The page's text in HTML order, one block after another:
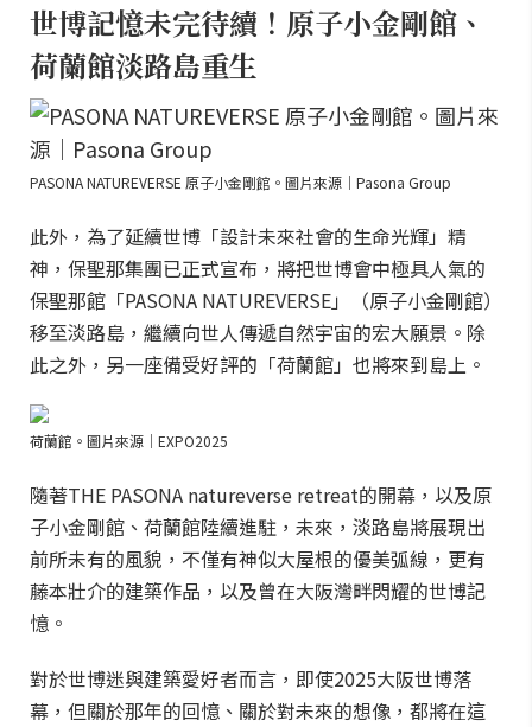
世博記憶未完待續！原子小金剛館、
荷蘭館淡路島重生
PASONA NATUREVERSE 原子小金剛館。圖片來源｜Pasona Group
此外，為了延續世博「設計未來社會的生命光輝」精
神，保聖那集團已正式宣布，將把世博會中極具人氣的
保聖那館「PASONA NATUREVERSE」（原子小金剛館）
移至淡路島，繼續向世人傳遞自然宇宙的宏大願景。除
此之外，另一座備受好評的「荷蘭館」也將來到島上。
荷蘭館。圖片來源｜EXPO2025
隨著THE PASONA natureverse retreat的開幕，以及原
子小金剛館、荷蘭館陸續進駐，未來，淡路島將展現出
前所未有的風貌，不僅有神似大屋根的優美弧線，更有
藤本壯介的建築作品，以及曾在大阪灣畔閃耀的世博記
憶。
對於世博迷與建築愛好者而言，即使2025大阪世博落
幕，但關於那年的回憶、關於對未來的想像，都將在這